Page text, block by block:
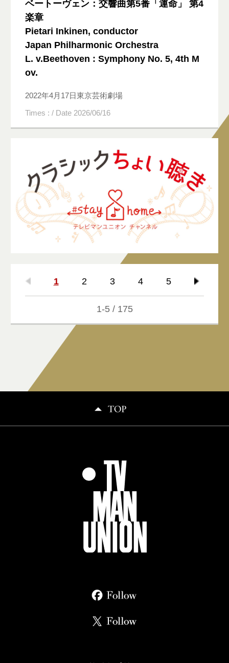
ベートーヴェン：交響曲第5番「運命」 第4
楽章
Pietari Inkinen, conductor
Japan Philharmonic Orchestra
L. v.Beethoven : Symphony No. 5, 4th M
ov.
2022年4月17日東京芸術劇場
Times : / Date 2026/06/16
1 2 3 4 5
1-5 / 175